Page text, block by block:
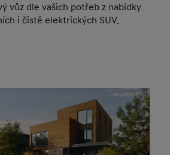
vůz dle vašich potřeb z nabídky
i čistě elektrických SUV.